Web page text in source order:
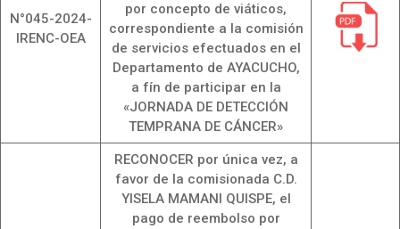
N°045-2024-
IRENC-OEA
por concepto de viáticos,
correspondiente a la comisión
de servicios efectuados en el
Departamento de AYACUCHO,
a fín de participar en la
«JORNADA DE DETECCIÓN
TEMPRANA DE CÁNCER»
RECONOCER por única vez, a
favor de la comisionada C.D.
YISELA MAMANI QUISPE, el
pago de reembolso por